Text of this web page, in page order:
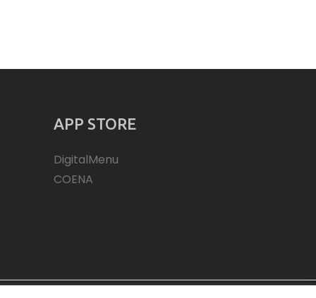
APP STORE
DigitalMenu
COENA